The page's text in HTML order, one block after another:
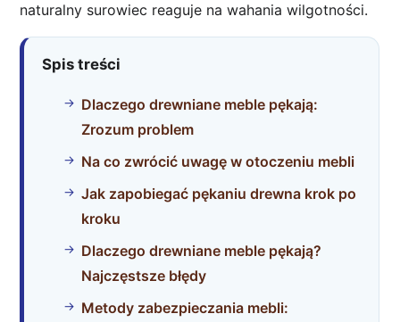
naturalny surowiec reaguje na wahania wilgotności.
Spis treści
Dlaczego drewniane meble pękają:
Zrozum problem
Na co zwrócić uwagę w otoczeniu mebli
Jak zapobiegać pękaniu drewna krok po
kroku
Dlaczego drewniane meble pękają?
Najczęstsze błędy
Metody zabezpieczania mebli: